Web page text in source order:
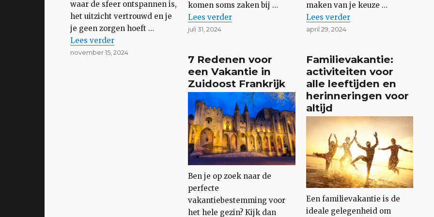
waar de sfeer ontspannen is,
het uitzicht vertrouwd en je
je geen zorgen hoeft …
Lees “Moet je een stacaravan hebben voor je vakantie? Voordelen en nadelen om te overwegen”
verder
Geplaatst
november 15, 2024
komen soms zaken bij …
Lees“De beste tips voor een geslaagde eerste skivakantie”
verder
Geplaatst
juli 31, 2024
maken van je keuze …
Lees “Een voordelige auto huren
verder
Geplaatst
april 29, 2024
7 Redenen voor
een Vakantie in
Zuidoost Frankrijk
Ben je op zoek naar de
perfecte
vakantiebestemming voor
het hele gezin? Kijk dan
Familievakantie:
activiteiten voor
alle leeftijden en
herinneringen voor
altijd
Een familievakantie is de
ideale gelegenheid om